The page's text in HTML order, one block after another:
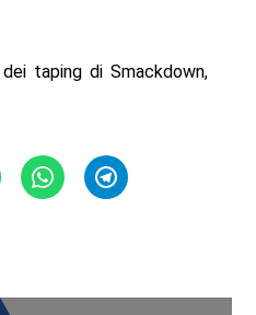
taping di Smackdown,